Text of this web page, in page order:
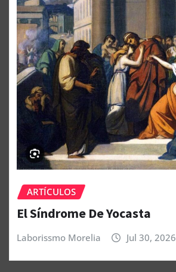
ARTÍCULOS
El Síndrome De Yocasta
Laborissmo Morelia Jul 30, 2026